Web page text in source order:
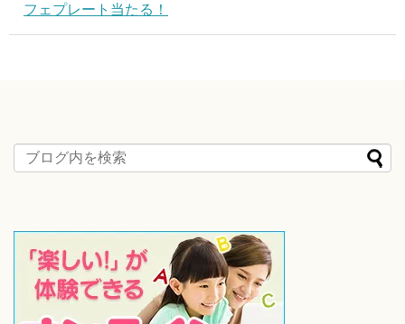
フェプレート当たる！